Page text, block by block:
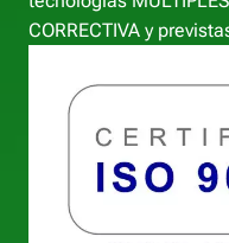
CORRECTIVA y